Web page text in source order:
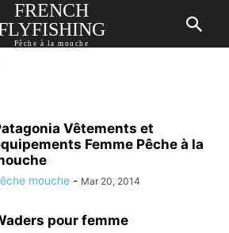
FRENCH
Pêche à la mouche
Vêtements et
Femme Pêche à la
mouche - Mar 20, 2014
pour femme